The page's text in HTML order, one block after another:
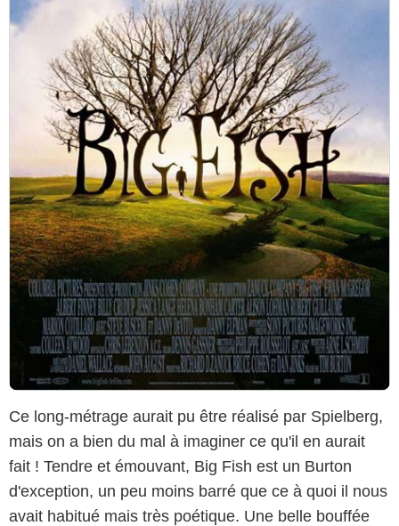
Ce long-métrage aurait pu être réalisé par Spielberg,
mais on a bien du mal à imaginer ce qu'il en aurait
fait ! Tendre et émouvant, Big Fish est un Burton
d'exception, un peu moins barré que ce à quoi il nous
avait habitué mais très poétique. Une belle bouffée